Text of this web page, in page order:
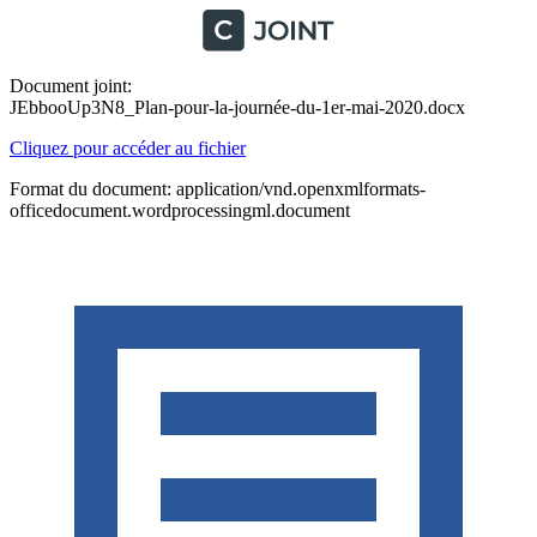
Document joint:
JEbbooUp3N8_Plan-pour-la-journée-du-1er-mai-2020.docx
Cliquez pour accéder au fichier
Format du document: application/vnd.openxmlformats-
officedocument.wordprocessingml.document